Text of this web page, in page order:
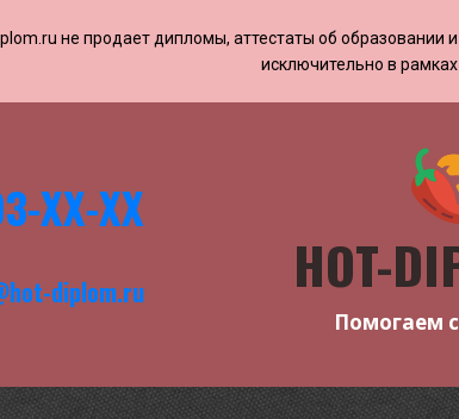
не продает дипломы, аттестаты об образовании
исключительно в
HOT-
Помогаем
ХХ-ХХ
diplom.ru